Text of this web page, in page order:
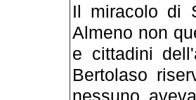
Il miracolo di
Almeno non
e cittadini
Bertolaso
nessuno